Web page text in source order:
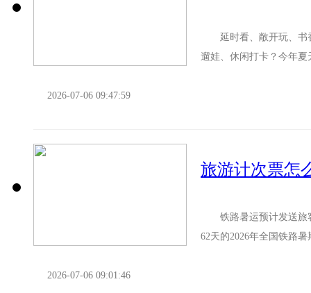
延时看、敞开玩、书
遛娃、休闲打卡？今年夏
2026-07-06 09:47:59
旅游计次票怎
铁路暑运预计发送旅
62天的2026年全国铁路
2026-07-06 09:01:46